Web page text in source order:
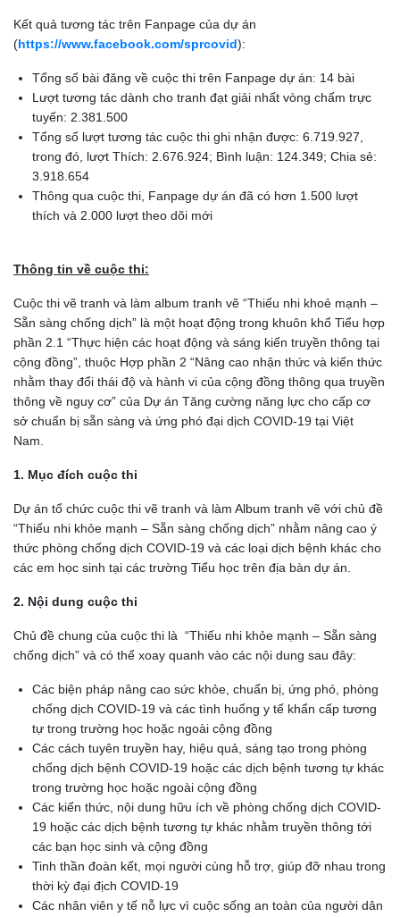
Kết quả tương tác trên Fanpage của dự án
(https://www.facebook.com/sprcovid):
Tổng số bài đăng về cuộc thi trên Fanpage dự án: 14 bài
Lượt tương tác dành cho tranh đạt giải nhất vòng chấm trực
tuyến: 2.381.500
Tổng số lượt tương tác cuộc thi ghi nhận được: 6.719.927,
trong đó, lượt Thích: 2.676.924; Bình luận: 124.349; Chia sẻ:
3.918.654
Thông qua cuộc thi, Fanpage dự án đã có hơn 1.500 lượt
thích và 2.000 lượt theo dõi mới
Thông tin về cuộc thi:
Cuộc thi vẽ tranh và làm album tranh vẽ “Thiếu nhi khoẻ mạnh –
Sẵn sàng chống dịch” là một hoạt động trong khuôn khổ Tiểu hợp
phần 2.1 “Thực hiện các hoạt động và sáng kiến truyền thông tại
cộng đồng”, thuộc Hợp phần 2 “Nâng cao nhận thức và kiến thức
nhằm thay đổi thái độ và hành vi của cộng đồng thông qua truyền
thông về nguy cơ” của Dự án Tăng cường năng lực cho cấp cơ
sở chuẩn bị sẵn sàng và ứng phó đại dịch COVID-19 tại Việt
Nam.
1. Mục đích cuộc thi
Dự án tổ chức cuộc thi vẽ tranh và làm Album tranh vẽ với chủ đề
“Thiếu nhi khỏe mạnh – Sẵn sàng chống dịch” nhằm nâng cao ý
thức phòng chống dịch COVID-19 và các loại dịch bệnh khác cho
các em học sinh tại các trường Tiểu học trên địa bàn dự án.
2. Nội dung cuộc thi
Chủ đề chung của cuộc thi là “Thiếu nhi khỏe mạnh – Sẵn sàng
chống dịch” và có thể xoay quanh vào các nội dung sau đây:
Các biện pháp nâng cao sức khỏe, chuẩn bị, ứng phó, phòng
chống dịch COVID-19 và các tình huống y tế khẩn cấp tương
tự trong trường học hoặc ngoài cộng đồng
Các cách tuyên truyền hay, hiệu quả, sáng tạo trong phòng
chống dịch bệnh COVID-19 hoặc các dịch bệnh tương tự khác
trong trường học hoặc ngoài cộng đồng
Các kiến thức, nội dung hữu ích về phòng chống dịch COVID-
19 hoặc các dịch bệnh tương tự khác nhằm truyền thông tới
các bạn học sinh và cộng đồng
Tinh thần đoàn kết, mọi người cùng hỗ trợ, giúp đỡ nhau trong
thời kỳ đại địch COVID-19
Các nhân viên y tế nỗ lực vì cuộc sống an toàn của người dân